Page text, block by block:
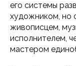
его системы
художником, но
живописцем,
исполнителем,
мастером